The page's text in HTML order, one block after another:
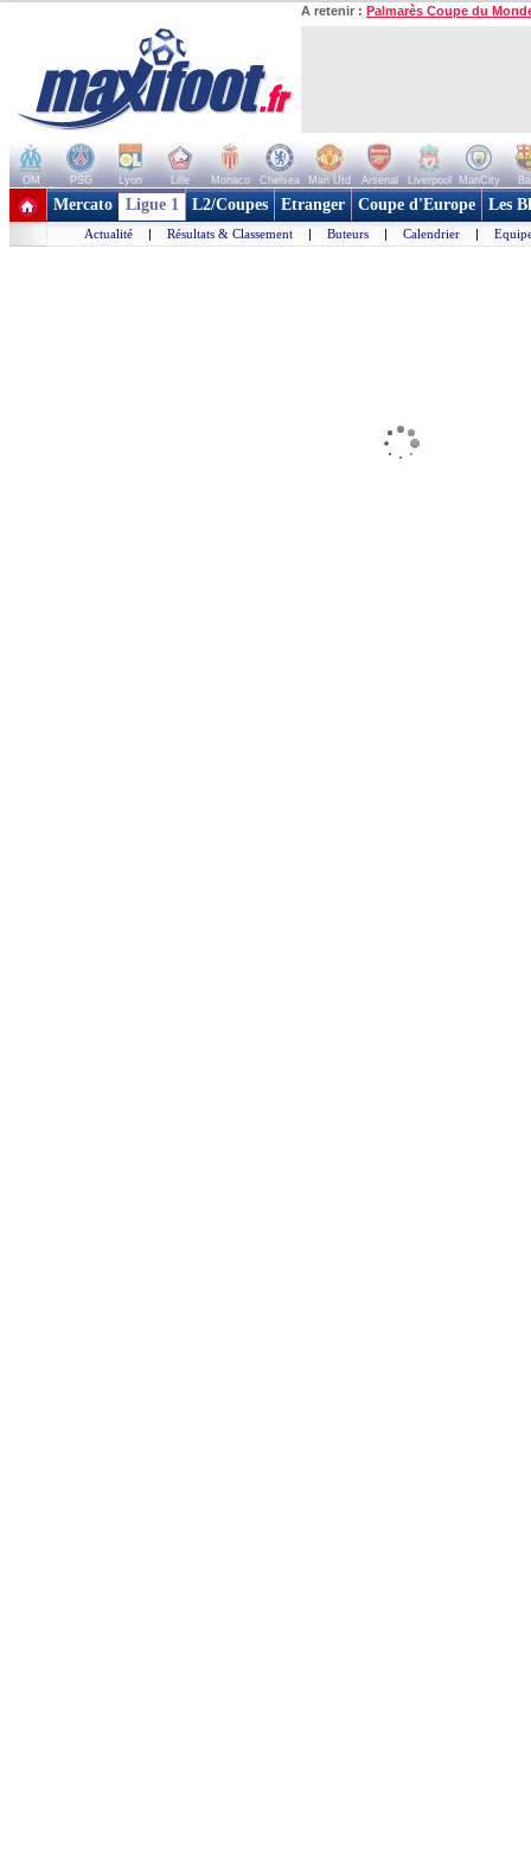
A retenir : Palmarès Coupe du
OM PSG Lyon Lille Monaco Chelsea Man Utd Arsenal Liverpool ManCity
+ de clubs
Mercato Ligue 1 L2/Coupes Etranger Coupe d'Europe Les
Actualité | Résultats & Classement | Buteurs | Calendrier |